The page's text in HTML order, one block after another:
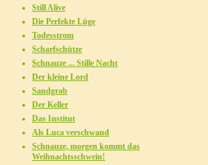
Still Alive
Die Perfekte Lüge
Todesstrom
Scharfschütze
Schnauze ... Stille Nacht
Der kleine Lord
Sandgrab
Der Keller
Das Institut
Als Luca verschwand
Schnauze, morgen kommt das
Weihnachtsschwein!